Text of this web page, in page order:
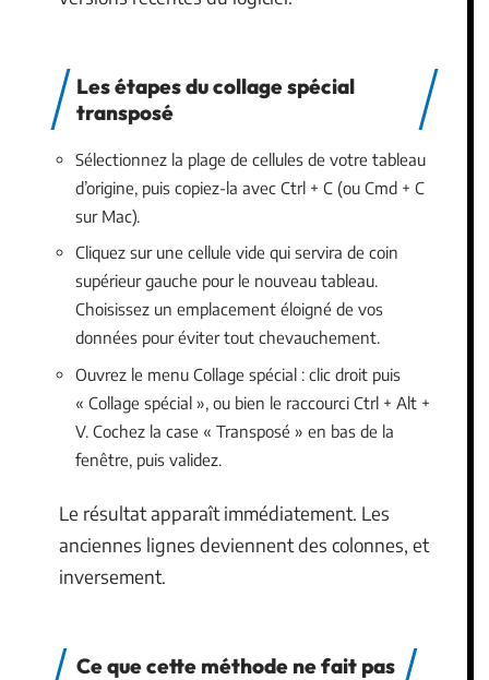
Les étapes du collage spécial
transposé
Sélectionnez la plage de cellules de votre tableau
d’origine, puis copiez-la avec Ctrl + C (ou Cmd + C
sur Mac).
Cliquez sur une cellule vide qui servira de coin
supérieur gauche pour le nouveau tableau.
Choisissez un emplacement éloigné de vos
données pour éviter tout chevauchement.
Ouvrez le menu Collage spécial : clic droit puis
« Collage spécial », ou bien le raccourci Ctrl + Alt +
V. Cochez la case « Transposé » en bas de la
fenêtre, puis validez.
Le résultat apparaît immédiatement. Les
anciennes lignes deviennent des colonnes, et
inversement.
Ce que cette méthode ne fait pas